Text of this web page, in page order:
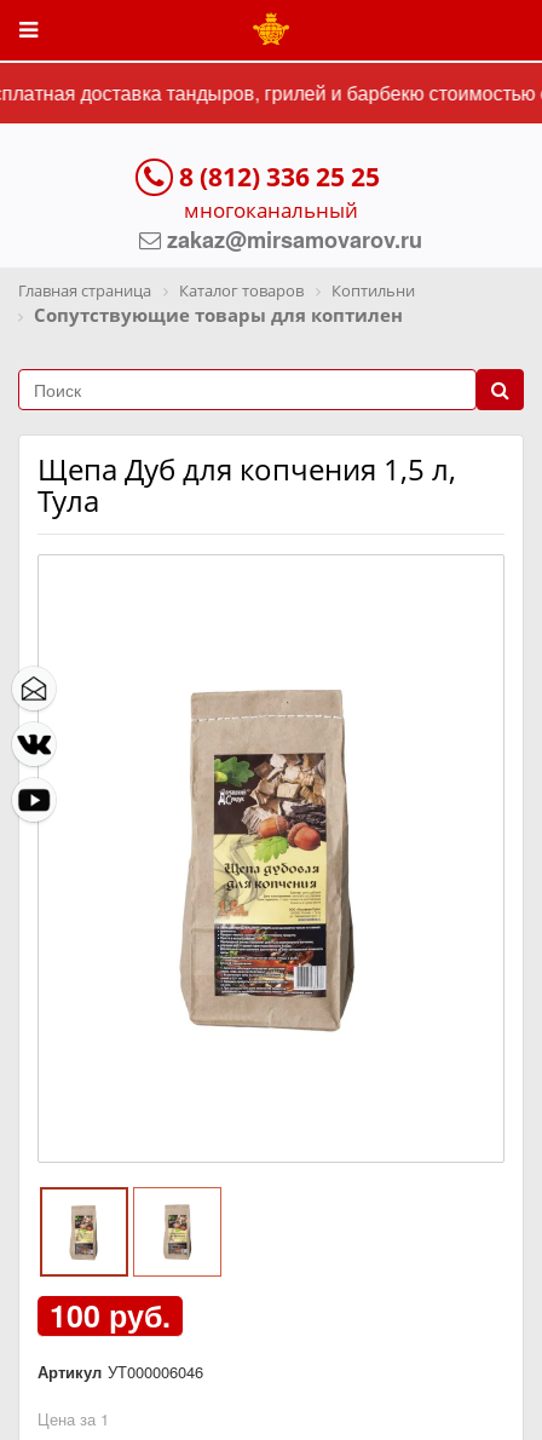
доставка тандыров, грилей и барбекю
8 (812) 336 25 25
многоканальный
zakaz@mirsamovarov.ru
Главная страница Каталог товаров Коптильни
Сопутствующие товары для коптилен
Щепа Дуб для копчения 1,5 л,
Тула
100 руб.
Артикул УТ000006046
Цена за 1